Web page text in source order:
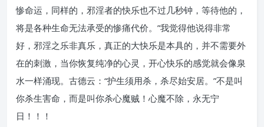
惨命运，同样的，邪淫者的快乐也不过几秒钟，等待他的，
将是各种生命无法承受的惨痛代价。”我觉得他说得非常
好，邪淫之乐非真乐，真正的大快乐是本具的，并不需要外
在的刺激，当你恢复纯净的心灵，开心快乐的感觉就会像泉
水一样涌现。古德云：“护生须用杀，杀尽始安居。”不是叫
你杀生害命，而是叫你杀心魔贼！心魔不除，永无宁
日！！！